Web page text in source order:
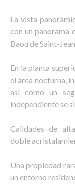
La vista
con un panorama
Baou de Saint-
En la planta
el área nocturna,
así como un
independiente se
Calidades de
doble
Una propiedad
un entorno